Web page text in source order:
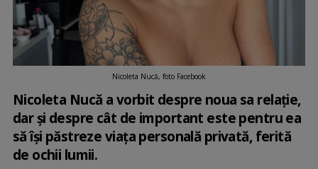
Nicoleta Nucă, foto Facebook
Nicoleta Nucă a vorbit despre noua sa relație,
dar și despre cât de important este pentru ea
să își păstreze viața personală privată, ferită
de ochii lumii.